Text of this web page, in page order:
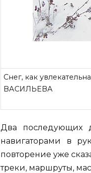
Снег, как
ВАСИЛЬЕВА
Два последующих
навигаторами в
повторение уже
треки, маршруты,